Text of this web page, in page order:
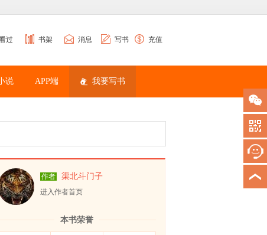
过 书架 消息 写书 充值
说 APP端 我要写书
作者 渠北斗门子
进入作者首页
本书荣誉